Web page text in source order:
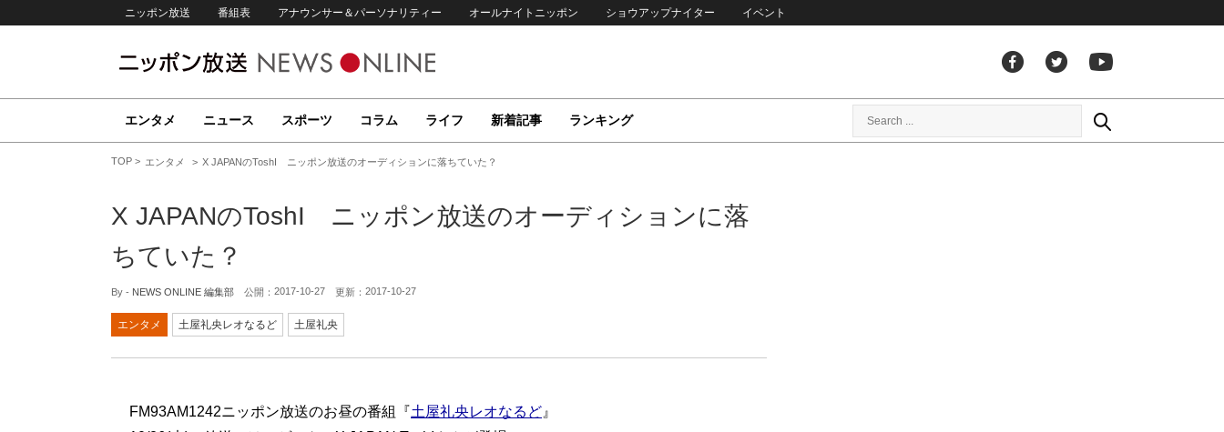
ニッポン放送 番組表 アナウンサー＆パーソナリティー オールナイトニッポン ショウアップナイター イベント
エンタメ ニュース スポーツ コラム ライフ 新着記事 ランキング
TOP エンタメ X JAPANのToshI ニッポン放送のオーディションに落ちていた？
X JAPANのToshI ニッポン放送のオーディションに落
ちていた？
By - NEWS ONLINE 編集部 公開： 2017-10-27 更新： 2017-10-27
エンタメ 土屋礼央レオなるど 土屋礼央
FM93AM1242ニッポン放送のお昼の番組『土屋礼央レオなるど 』